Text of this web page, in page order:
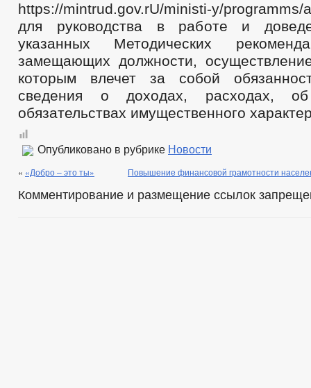
https://mintrud.gov.rU/ministi-y/programms/
для руководства в работе и
указанных Методических
замещающих должности,
которым влечет за собой
сведения о доходах, расходах,
обязательствах имущественного
Опубликовано в рубрике Новости
« «Добро – это ты» Повышение финансовой грамотности
Комментирование и размещение ссылок